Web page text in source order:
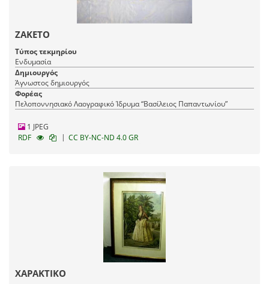
ΖΑΚΕΤΟ
Τύπος τεκμηρίου
Ενδυμασία
Δημιουργός
Άγνωστος δημιουργός
Φορέας
Πελοποννησιακό Λαογραφικό Ίδρυμα “Βασίλειος Παπαντωνίου”
1 JPEG
RDF
| CC BY-NC-ND 4.0 GR
ΧΑΡΑΚΤΙΚΟ